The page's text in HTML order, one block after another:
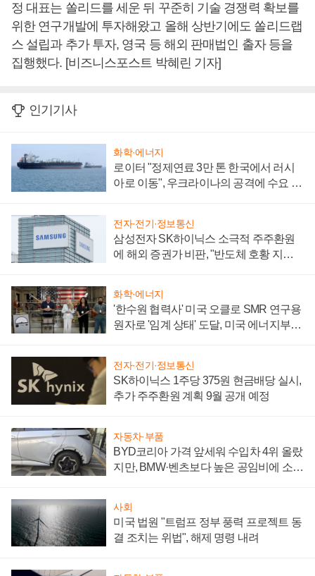
정 대표는 쏠리드를 세운 뒤 꾸준히 기술 경쟁력 확보를
위한 연구개발에 투자해왔고 올해 상반기에도 쏠리드랩
스 설립과 추가 투자, 영국 등 해외 판매법인 출자 등을
집행했다. [비즈니스포스트 박혜린 기자]
인기기사
화학·에너지
로이터 "정제연료 3만 톤 한국에서 러시
아로 이동", 우크라이나의 공격에 수요 늘
전자·전기·정보통신
삼성전자 SK하이닉스 소극적 주주환원
에 해외 증권가 비판, "반도체 호황 지속
화학·에너지
'한수원 협력사' 미국 오클로 SMR 연구용
원자로 '임계 상태' 도달, 미국 에너지부
전자·전기·정보통신
SK하이닉스 1주당 375원 현금배당 실시,
추가 주주환원 계획 9월 공개 예정
자동차·부품
BYD코리아 가격 앞세워 수입차 4위 올랐
지만, BMW·벤츠보다 높은 공임비에 소비
사회
미국 법원 "트럼프 정부 풍력 프로젝트 동
결 조치는 위법", 해제 명령 내려